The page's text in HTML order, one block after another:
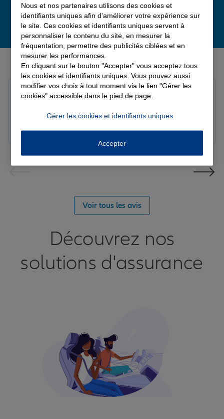
Derniers avis de nos agences Allianz
Note de 5 sur 5
Merci à Madi pour son écoute et ces conseils précieux.
Réactif et efficace le service impeccable
Yayaya M.
Voir tous les avis
Découvrez nos
solutions d'assurance
Nous et nos partenaires utilisons des cookies et
identifiants uniques afin d'améliorer votre expérience sur
le site. Ces cookies et identifiants uniques servent à
personnaliser le contenu du site, en mesurer la
fréquentation, permettre des publicités ciblées et en
mesurer les performances.
En cliquant sur le bouton "Accepter" vous acceptez tous
les cookies et identifiants uniques. Vous pouvez aussi
modifier vos choix à tout moment via le lien "Gérer les
cookies" accessible dans le pied de page.
Gérer les cookies et identifiants uniques
Accepter